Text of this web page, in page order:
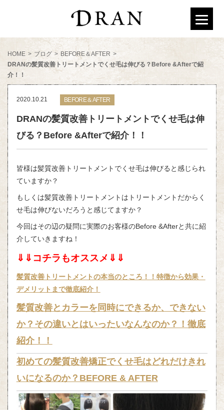
HOME > ブログ > BEFORE＆AFTER >
DRANの髪質改善トリートメントでくせ毛は伸びる？Before &Afterで紹
介！！
2020.10.21 BEFORE＆AFTER
DRANの髪質改善トリートメントでくせ毛は伸
びる？Before &Afterで紹介！！
皆様は髪質改善トリートメントでくせ毛は伸びると感じられ
ていますか？
もしくは髪質改善トリートメントはトリートメントだからく
せ毛は伸びないだろうと感じてますか？
今回はその辺の疑問に実際のお客様のBefore &Afterと共に紹
介していきますね！
⇓⇓コチラもオススメ⇓⇓
髪質改善トリートメントの本当のところ！！特徴から効果・
デメリットまで徹底紹介！
髪質改善とカラーを同時にできるか、できない
か？その違いとはいったいなんなのか？！徹底
紹介！！
初めての髪質改善矯正でくせ毛はどれだけきれ
いになるのか？BEFORE & AFTER